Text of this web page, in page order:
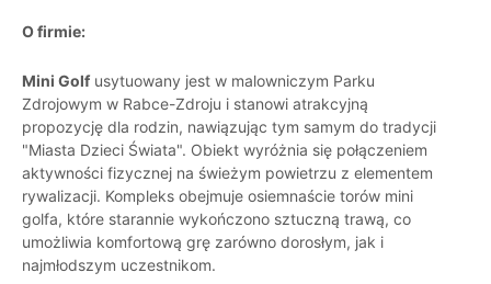
O firmie:
Mini Golf usytuowany jest w malowniczym Parku
Zdrojowym w Rabce-Zdroju i stanowi atrakcyjną
propozycję dla rodzin, nawiązując tym samym do tradycji
"Miasta Dzieci Świata". Obiekt wyróżnia się połączeniem
aktywności fizycznej na świeżym powietrzu z elementem
rywalizacji. Kompleks obejmuje osiemnaście torów mini
golfa, które starannie wykończono sztuczną trawą, co
umożliwia komfortową grę zarówno dorosłym, jak i
najmłodszym uczestnikom.